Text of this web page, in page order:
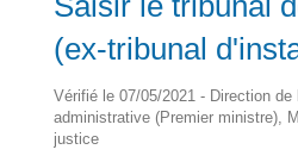
(ex-tribunal
Vérifié le 07/05/2021 - Direction
administrative (Premier ministre),
justice